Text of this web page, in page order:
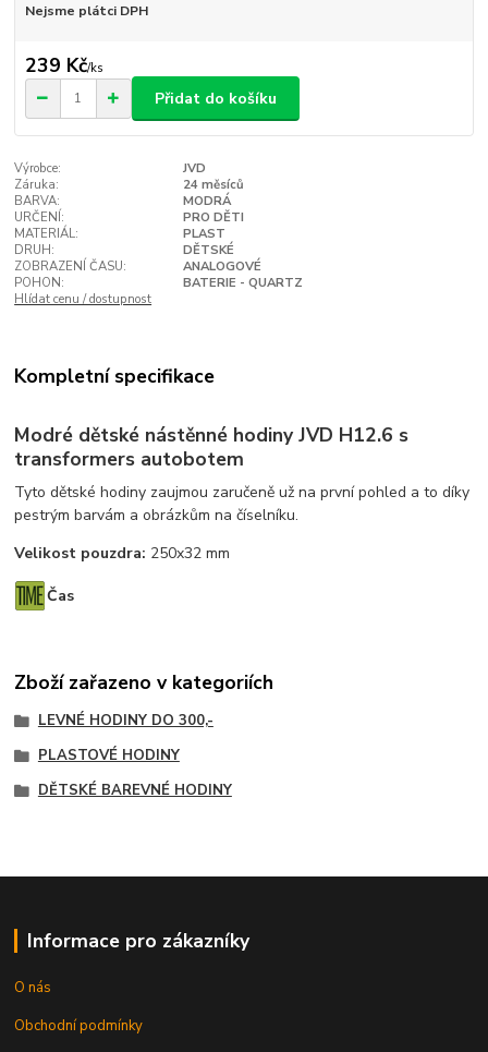
Nejsme plátci DPH
239 Kč/ks
Přidat do košíku
Výrobce:
JVD
Záruka:
24 měsíců
BARVA:
MODRÁ
URČENÍ:
PRO DĚTI
MATERIÁL:
PLAST
DRUH:
DĚTSKÉ
ZOBRAZENÍ ČASU:
ANALOGOVÉ
POHON:
BATERIE - QUARTZ
Hlídat cenu / dostupnost
Kompletní specifikace
Modré dětské nástěnné hodiny JVD H12.6 s
transformers autobotem
Tyto dětské hodiny zaujmou zaručeně už na první pohled a to díky
pestrým barvám a obrázkům na číselníku.
Velikost pouzdra: 250x32 mm
Čas
Zboží zařazeno v kategoriích
LEVNÉ HODINY DO 300,-
PLASTOVÉ HODINY
DĚTSKÉ BAREVNÉ HODINY
Informace pro zákazníky
O nás
Obchodní podmínky